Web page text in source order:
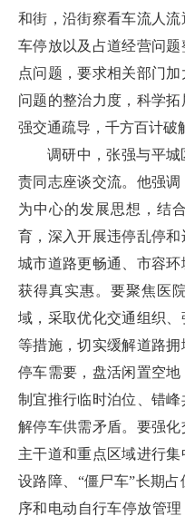
和街，沿街察看车流人
车停放以及占道经营问
点问题，要求相关部门
问题的整治力度，科学
强交通疏导，千方百计破
调研中，张强与平
责同志座谈交流。他强
为中心的发展思想，结
育，深入开展违停乱停
城市道路更畅通、市容环
获得真实惠。要聚焦医
域，采取优化交通组织
等措施，切实缓解道路拥
停车需要，盘活闲置空
制宜推行临时泊位、错
解停车供需矛盾。要强
主干道和重点区域进行
设路障、“僵尸车”长期
序和电动自行车停放管